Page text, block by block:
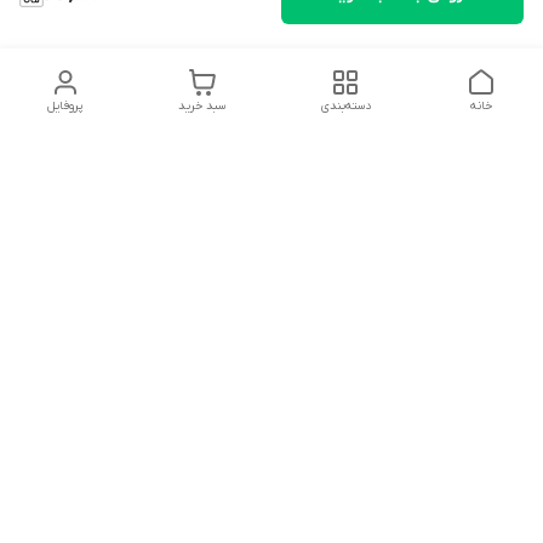
پروفایل سبد خرید دسته‌بندی خانه